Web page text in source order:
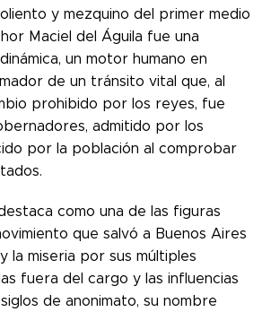
y mezquino del primer medio
Maciel del Águila fue una
un motor humano en
de un tránsito vital que, al
prohibido por los reyes, fue
admitido por los
por la población al comprobar
como una de las figuras
que salvó a Buenos Aires
la miseria por sus múltiples
fuera del cargo y las influencias
de anonimato, su nombre